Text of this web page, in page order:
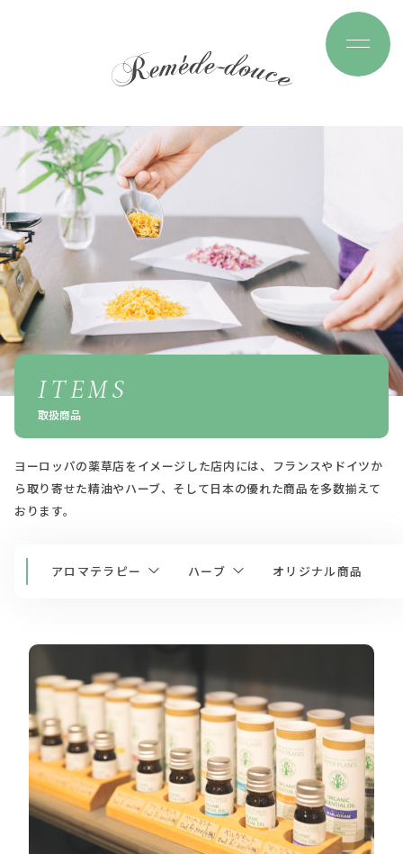
ITEMS
取扱商品
ヨーロッパの薬草店をイメージした店内には、フランスやドイツか
ら取り寄せた精油やハーブ、そして日本の優れた商品を多数揃えて
おります。
アロマテラピー ハーブ オリジナル商品